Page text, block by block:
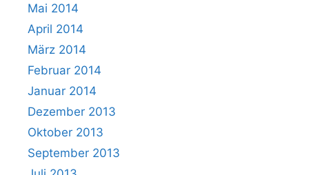
Mai 2014
April 2014
März 2014
Februar 2014
Januar 2014
Dezember 2013
Oktober 2013
September 2013